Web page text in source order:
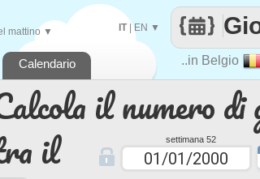
il numero
il
settimana 52
..in Belgio
IT|EN ▼
mattino ▼
Calendario